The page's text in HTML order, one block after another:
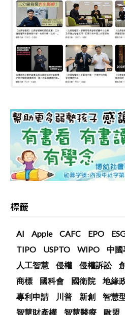
標籤
AI Apple CAFC EPO
TIPO
USPTO WIPO 中國
人工智慧
侵權 侵權訴訟
商標
國科會 國衛院 地緣
專利申請
川普 新創 智慧
智慧財產權
智慧醫療 歐盟